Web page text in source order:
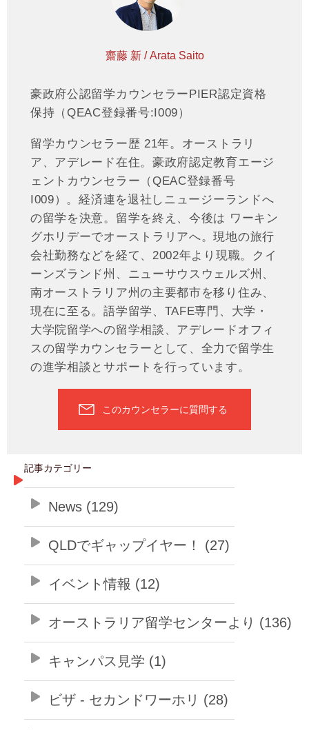
齋藤 新 / Arata Saito
豪政府公認留学カウンセラーPIER認定資格
保持（QEAC登録番号:I009）
留学カウンセラー歴 21年。オーストラリ
ア、アデレード在住。豪政府認定教育エージ
ェントカウンセラー（QEAC登録番号
I009）。経済連を退社しニュージーランドへ
の留学を決意。留学を終え、今後は ワーキン
グホリデーでオーストラリアへ。現地の旅行
会社勤務などを経て、2002年より現職。クイ
ーンズランド州、ニューサウスウェルズ州、
南オーストラリア州の主要都市を移り住み、
現在に至る。語学留学、TAFE専門、大学・
大学院留学への留学相談、アデレードオフィ
スの留学カウンセラーとして、全力で留学生
の進学相談とサポートを行っています。
このカウンセラーに質問する
記事カテゴリー
News (129)
QLDでギャップイヤー！ (27)
イベント情報 (12)
オーストラリア留学センターより (136)
キャンパス見学 (1)
ビザ - セカンドワーホリ (28)